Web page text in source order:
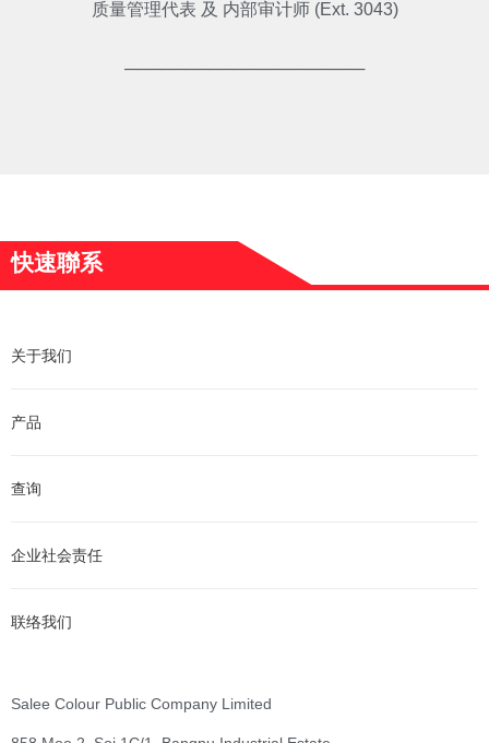
质量管理代表 及 内部审计师 (Ext. 3043)
────────────────────
快速聯系
关于我们
产品
查询
企业社会责任
联络我们
Salee Colour Public Company Limited